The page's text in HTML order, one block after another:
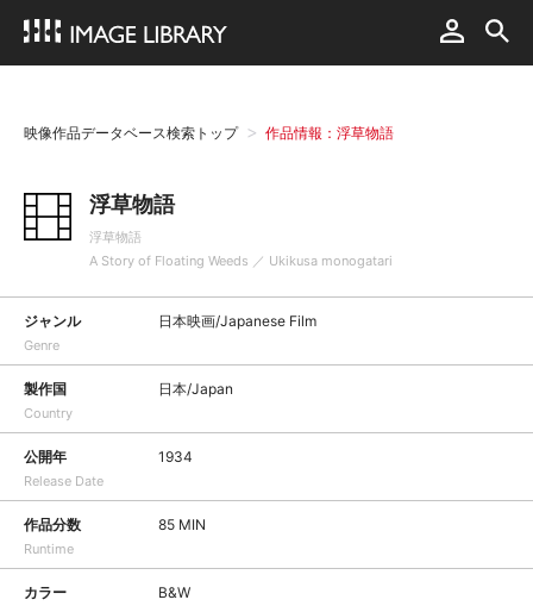
映像作品データベース検索トップ 作品情報：浮草物語
浮草物語
浮草物語
A Story of Floating Weeds ／ Ukikusa monogatari
ジャンル
Genre
日本映画/Japanese Film
製作国
Country
日本/Japan
公開年
Release Date
1934
作品分数
Runtime
85 MIN
カラー B&W